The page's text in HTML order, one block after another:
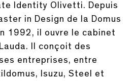
Identity Olivetti. Depuis
in Design de la Domus
1992, il ouvre le cabinet
Il conçoit des
entreprises, entre
Isuzu, Steel et